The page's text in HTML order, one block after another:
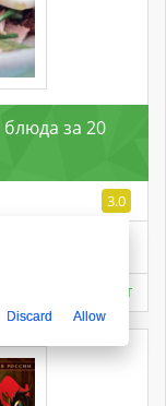
за 20
3.0
СКАЧАТЬ ТОРРЕНТ
Discard Allow